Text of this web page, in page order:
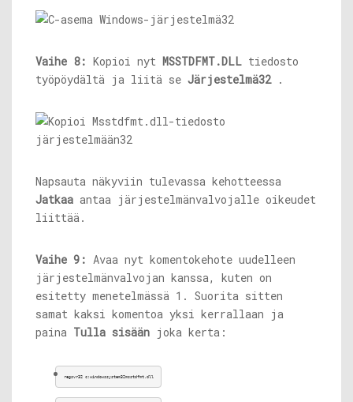
Vaihe 8: Kopioi nyt MSSTDFMT.DLL tiedosto
työpöydältä ja liitä se Järjestelmä32.
Napsauta näkyviin tulevassa kehotteessa
Jatkaa antaa järjestelmänvalvojalle oikeudet
liittää.
Vaihe 9: Avaa nyt komentokehote uudelleen
järjestelmänvalvojan kanssa, kuten on
esitetty menetelmässä 1. Suorita sitten
samat kaksi komentoa yksi kerrallaan ja
paina Tulla sisään joka kerta:
regsvr32 c:windowssystem32msstdfmt.dll